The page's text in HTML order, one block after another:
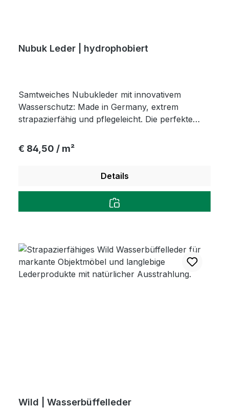
Nubuk Leder | hydrophobiert
Samtweiches Nubukleder mit innovativem
Wasserschutz: Made in Germany, extrem
strapazierfähig und pflegeleicht. Die perfekte
Equipment und edle Accessoires.
Regulärer Preis:
€ 84,50 / m²
Details
Wild | Wasserbüffelleder